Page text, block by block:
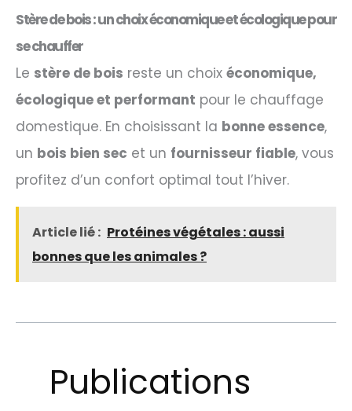
Stère de bois : un choix économique et écologique pour
se chauffer
Le stère de bois reste un choix économique,
écologique et performant pour le chauffage
domestique. En choisissant la bonne essence,
un bois bien sec et un fournisseur fiable, vous
profitez d’un confort optimal tout l’hiver.
Article lié : Protéines végétales : aussi
bonnes que les animales ?
Publications